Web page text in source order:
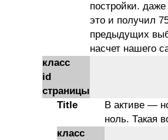
постройки.
это и получил
предыдущих
насчет нашего
класс
id
страницы
Title
В активе —
ноль. Такая
класс